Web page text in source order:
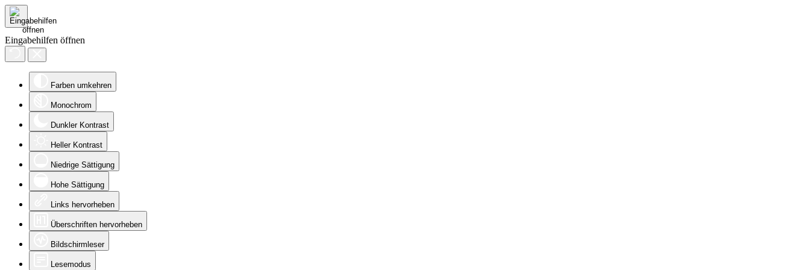
Eingabehilfen öffnen
Farben umkehren
Monochrom
Dunkler Kontrast
Heller Kontrast
Niedrige Sättigung
Hohe Sättigung
Links hervorheben
Überschriften hervorheben
Bildschirmleser
Lesemodus